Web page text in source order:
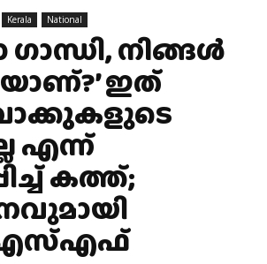
Kerala National
ഗാന്ധി, നിങ്ങൾ
ഇത്
എന്ന്
കത്ത്;